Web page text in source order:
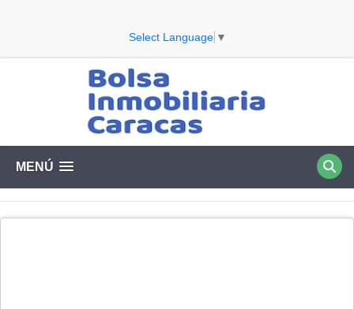
Select Language ▼
MENÚ